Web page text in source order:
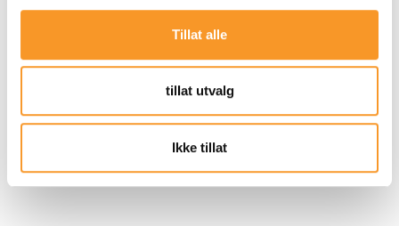
Tillat alle
tillat utvalg
Ikke tillat